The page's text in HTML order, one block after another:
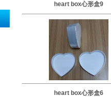
heart box心形盒9
heart box心形盒6